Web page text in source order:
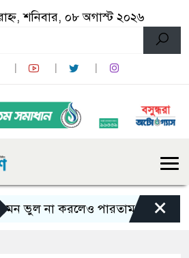
শনিবার, ০৮ অগাস্ট ২০২৬
না করলেও পারতাম : শাকিব খান
×